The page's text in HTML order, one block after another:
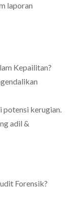
laporan
Kepailitan?
potensi kerugian.
adil &
Forensik?